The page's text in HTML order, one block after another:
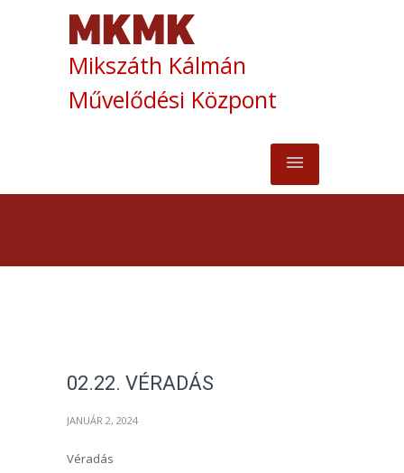
Mikszáth Kálmán
Művelődési Központ
02.22. VÉRADÁS
JANUÁR 2, 2024
Véradás